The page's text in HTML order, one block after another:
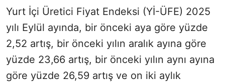
Yurt İçi Üretici Fiyat Endeksi (Yİ-ÜFE) 2025
yılı Eylül ayında, bir önceki aya göre yüzde
2,52 artış, bir önceki yılın aralık ayına göre
yüzde 23,66 artış, bir önceki yılın aynı ayına
göre yüzde 26,59 artış ve on iki aylık